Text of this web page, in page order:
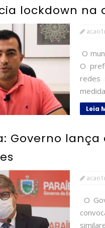
lockdown na
O
O
redes
Leia
Governo
O